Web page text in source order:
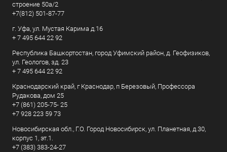
строение 50а/2
+7(812) 501-87-77
г. Уфа, ул. Мустая Карима д.16
+ 7 495 644 22 92
Республика Башкортостан, город Уфимский район, д. Геофизиков,
ул. Геологов, зд. 23
+ 7 495 644 22 92
Краснодарский край, г Краснодар, п Березовый, Профессора
Рудакова, дом 25
+7 (861) 205-75- 25
+7 928 223 59 73
Новосибирская обл., Г.О. Город Новосибирск, ул. Планетная, д.30,
корпус 1, эт.1.
+7 (383) 383-24-27